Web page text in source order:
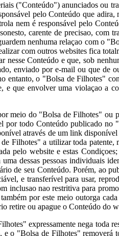
("Conteúdo") anunciados ou
pelo Conteúdo que
nem é responsável pelo
carente de precisao, com
nenhuma relaçao com o
com outros websites fica
Conteúdo e que, sob
enviado por e-mail ou que de
entanto, o "Bolsa de Filhotes"
que envolver uma violaçao a
meio do "Bolsa de Filhotes"
por todo Conteúdo publicado
através de um link
Filhotes" a utilizar toda patente,
pelo website e estas
dessas pessoas individuais
de seu Conteúdo. Porém, ao
e transferível para usar,
inclusao nao restritiva para
por este meio outorga
retire ou apague o Conteúdo do
expressamente nega toda
o "Bolsa de Filhotes" removerá